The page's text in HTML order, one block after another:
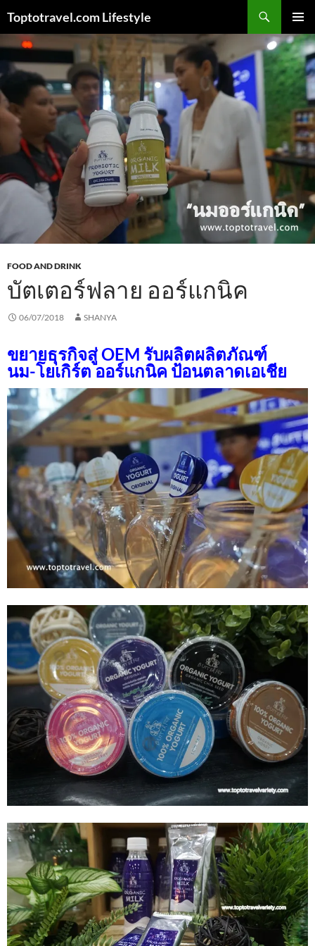
content
Toptotravel.com Lifestyle
MENU
FOOD AND DRINK
บัตเตอร์ฟลาย ออร์แกนิค
06/07/2018 SHANYA
ขยายธุรกิจสู่ OEM รับผลิตผลิตภัณฑ์
นม-โยเกิร์ต ออร์แกนิค ป้อนตลาดเอเชีย